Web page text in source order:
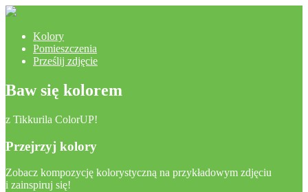
Kolory
Pomieszczenia
Prześlij zdjęcie
Baw się kolorem
z Tikkurila ColorUP!
Przejrzyj kolory
Zobacz kompozycję kolorystyczną na przykładowym zdjęciu
i zainspiruj się!